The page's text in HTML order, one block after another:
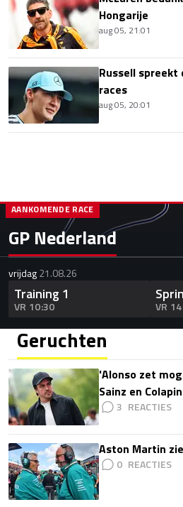
Hongarije
aug 05, 21:01
Russell
races
aug 05, 20:01
GP Nederland
AANKOMENDE RACE
vrijdag21.08.26
Training 1
VR 10:30 VR
Geruchten
'Alonso zet
Sainz en
3
Aston Martin
0